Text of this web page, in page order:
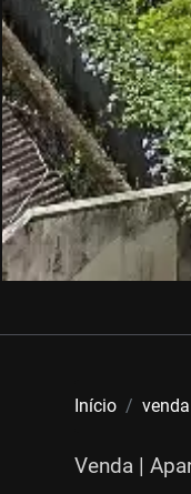
Início venda
Venda |